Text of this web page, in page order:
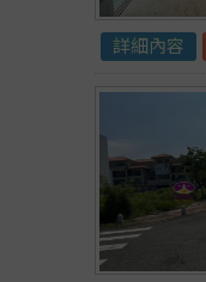
詳細內容